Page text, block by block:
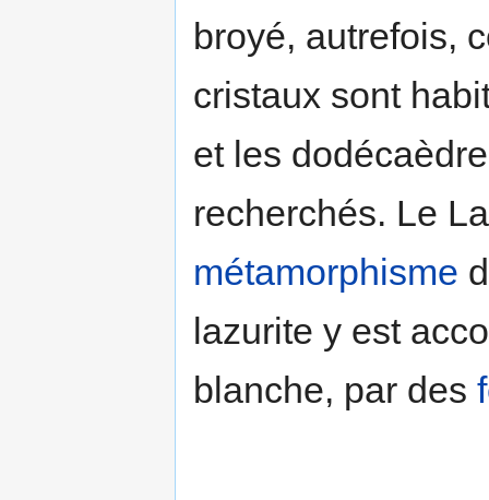
broyé, autrefois,
cristaux sont
et les
recherchés. Le
métamorphisme
lazurite y est
blanche, par des